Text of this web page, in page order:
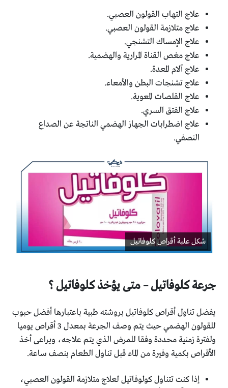
علاج التهاب القولون العصبي.
علاج متلازمة القولون العصبي.
علاج الإمساك التشنجي.
علاج مغص القناة المرارية والهضمية.
علاج آلام المعدة.
علاج تشنجات البطن والأمعاء.
علاج القلصات المعوية.
علاج الفتق السري.
علاج اضطرابات الجهاز الهضمي الناتجة عن الصداع
النصفي.
شكل علبة أقراص كلوفاتيل
جرعة كلوفاتيل – متى يؤخذ كلوفاتيل ؟
يفضل تناول أقراص كلوفاتيل بروشته طبية باعتبارها أفضل حبوب
للقولون الهضمي حيث يتم وصف الجرعة بمعدل 3 أقراص يوميا
ولفترة زمنية محددة وفقا للمرض الذي يتم علاجه، ويراعى أخذ
الأقراص بكمية وفيرة من الماء قبل تناول الطعام بنصف ساعة.
إذا كنت تتناول كولوفاتيل لعلاج متلازمة القولون العصبي،